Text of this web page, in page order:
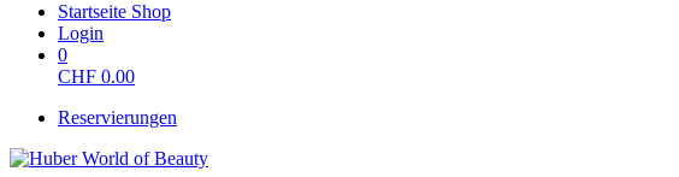
Startseite Shop
Login
0
CHF 0.00
Reservierungen